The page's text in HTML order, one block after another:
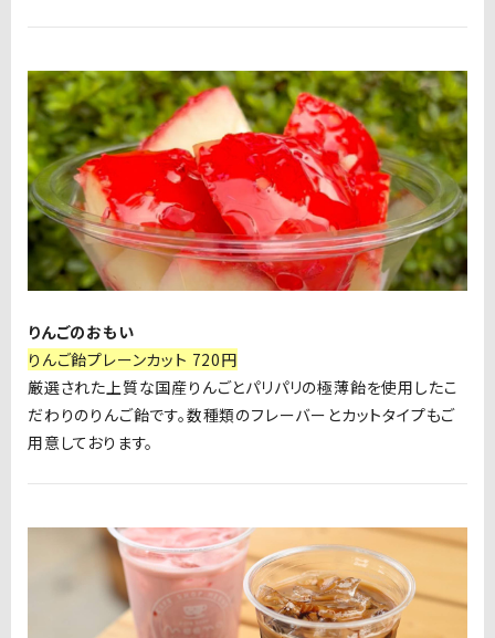
りんごのおもい
りんご飴プレーンカット 720円
厳選された上質な国産りんごとパリパリの極薄飴を使用したこ
だわりのりんご飴です。数種類のフレーバーとカットタイプもご
用意しております。